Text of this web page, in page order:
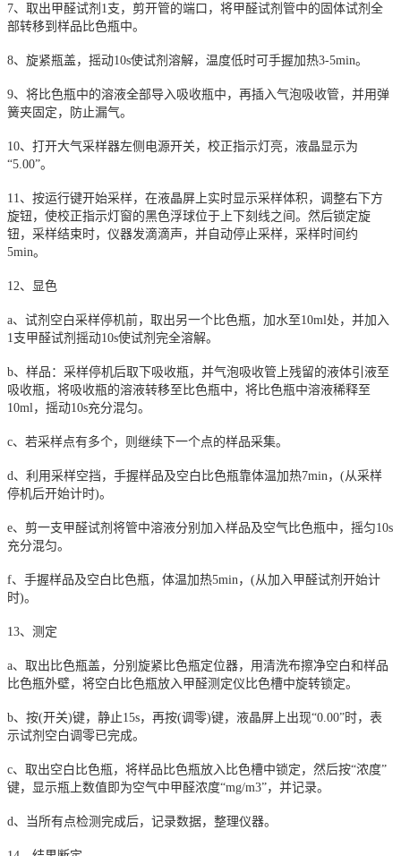
7、取出甲醛试剂1支，剪开管的端口，将甲醛试剂管中的固体试剂全
部转移到样品比色瓶中。
8、旋紧瓶盖，摇动10s使试剂溶解，温度低时可手握加热3-5min。
9、将比色瓶中的溶液全部导入吸收瓶中，再插入气泡吸收管，并用弹
簧夹固定，防止漏气。
10、打开大气采样器左侧电源开关，校正指示灯亮，液晶显示为
“5.00”。
11、按运行键开始采样，在液晶屏上实时显示采样体积，调整右下方
旋钮，使校正指示灯窗的黑色浮球位于上下刻线之间。然后锁定旋
钮，采样结束时，仪器发滴滴声，并自动停止采样，采样时间约
5min。
12、显色
a、试剂空白采样停机前，取出另一个比色瓶，加水至10ml处，并加入
1支甲醛试剂摇动10s使试剂完全溶解。
b、样品：采样停机后取下吸收瓶，并气泡吸收管上残留的液体引液至
吸收瓶，将吸收瓶的溶液转移至比色瓶中，将比色瓶中溶液稀释至
10ml，摇动10s充分混匀。
c、若采样点有多个，则继续下一个点的样品采集。
d、利用采样空挡，手握样品及空白比色瓶靠体温加热7min，(从采样
停机后开始计时)。
e、剪一支甲醛试剂将管中溶液分别加入样品及空气比色瓶中，摇匀10s
充分混匀。
f、手握样品及空白比色瓶，体温加热5min，(从加入甲醛试剂开始计
时)。
13、测定
a、取出比色瓶盖，分别旋紧比色瓶定位器，用清洗布擦净空白和样品
比色瓶外壁，将空白比色瓶放入甲醛测定仪比色槽中旋转锁定。
b、按(开关)键，静止15s，再按(调零)键，液晶屏上出现“0.00”时，表
示试剂空白调零已完成。
c、取出空白比色瓶，将样品比色瓶放入比色槽中锁定，然后按“浓度”
键，显示瓶上数值即为空气中甲醛浓度“mg/m3”，并记录。
d、当所有点检测完成后，记录数据，整理仪器。